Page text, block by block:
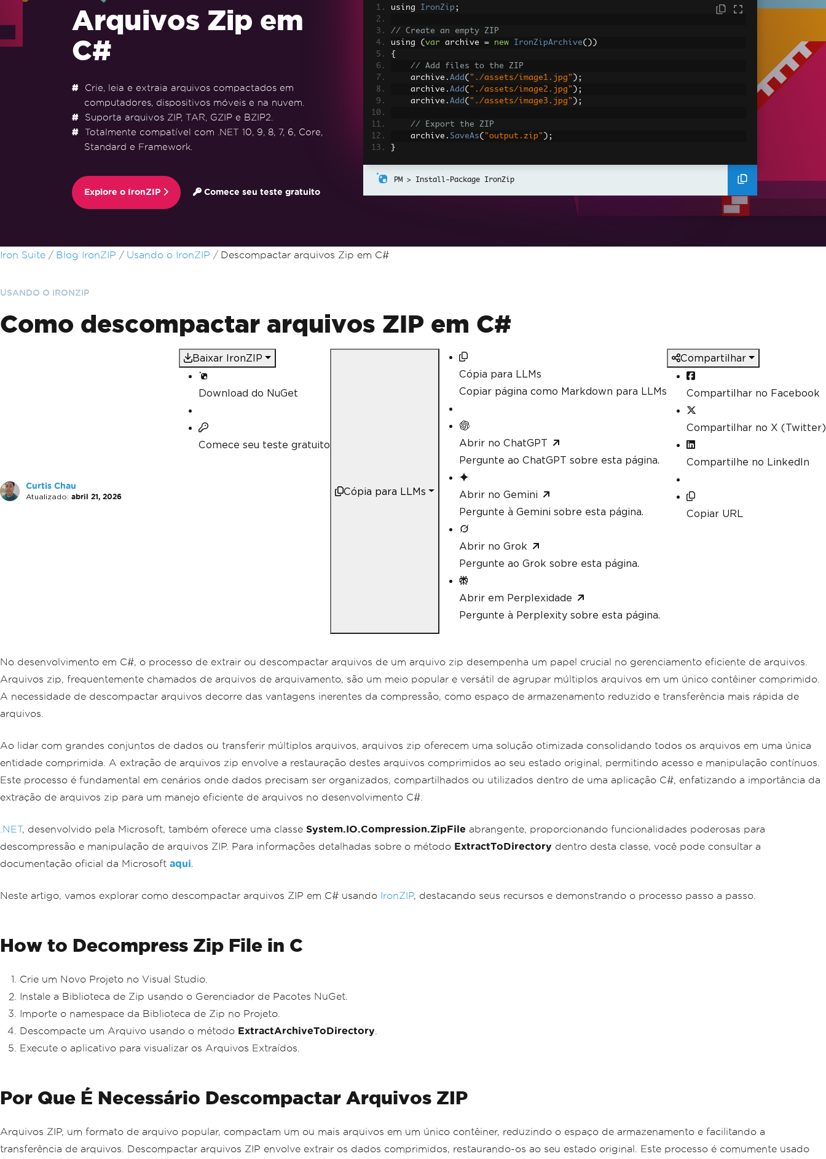
Arquivos Zip em
C#
Crie, leia e extraia arquivos compactados em
computadores, dispositivos móveis e na nuvem.
Suporta arquivos ZIP, TAR, GZIP e BZIP2.
Totalmente compatível com .NET 10, 9, 8, 7, 6, Core,
Standard e Framework.
Explore o IronZIP Comece seu teste gratuito
using IronZip ;
// Create an empty ZIP
using
( var archive = new IronZipArchive())
{
// Add files to the ZIP
    archive
. Add ( "./assets/image1.jpg" );
    archive
. Add ( "./assets/image2.jpg" );
    archive
. Add ( "./assets/image3.jpg" );
// Export the ZIP
    archive
. SaveAs( "output.zip" );
}
Install-Package IronZip
Ir para o conteúdo do rodapé
Iron Suite Blog IronZIP Usando o IronZIP Descompactar arquivos Zip em C#
USANDO O IRONZIP
Como descompactar arquivos ZIP em C#
Curtis Chau
Atualizado: abril 21, 2026
Baixar IronZIP
Download do NuGet
Comece seu teste gratuito
Cópia para LLMs
Cópia para LLMs
Copiar página como Markdown para LLMs
Abrir no ChatGPT
Pergunte ao ChatGPT sobre esta página.
Abrir no Gemini
Pergunte à Gemini sobre esta página.
Abrir no Grok
Pergunte ao Grok sobre esta página.
Abrir em Perplexidade
Pergunte à Perplexity sobre esta página.
Compartilhar
Compartilhar no Facebook
Compartilhar no X (Twitter)
Compartilhe no LinkedIn
Copiar URL
No desenvolvimento em C#, o processo de extrair ou descompactar arquivos de um arquivo zip desempenha um papel crucial no gerenciamento eficiente de arquivos.
Arquivos zip, frequentemente chamados de arquivos de arquivamento, são um meio popular e versátil de agrupar múltiplos arquivos em um único contêiner comprimido.
A necessidade de descompactar arquivos decorre das vantagens inerentes da compressão, como espaço de armazenamento reduzido e transferência mais rápida de
arquivos.
Ao lidar com grandes conjuntos de dados ou transferir múltiplos arquivos, arquivos zip oferecem uma solução otimizada consolidando todos os arquivos em uma única
entidade comprimida. A extração de arquivos zip envolve a restauração destes arquivos comprimidos ao seu estado original, permitindo acesso e manipulação contínuos.
Este processo é fundamental em cenários onde dados precisam ser organizados, compartilhados ou utilizados dentro de uma aplicação C#, enfatizando a importância da
extração de arquivos zip para um manejo eficiente de arquivos no desenvolvimento C#.
.NET, desenvolvido pela Microsoft, também oferece uma classe System.IO.Compression.ZipFile abrangente, proporcionando funcionalidades poderosas para
descompressão e manipulação de arquivos ZIP. Para informações detalhadas sobre o método ExtractToDirectory dentro desta classe, você pode consultar a
documentação oficial da Microsoft aqui
Neste artigo, vamos explorar como descompactar arquivos ZIP em C# usando IronZIP, destacando seus recursos e demonstrando o processo passo a passo.
How to Decompress Zip File in C
Crie um Novo Projeto no Visual Studio.
Instale a Biblioteca de Zip usando o Gerenciador de Pacotes NuGet.
Importe o namespace da Biblioteca de Zip no Projeto.
Descompacte um Arquivo usando o método ExtractArchiveToDirectory
Execute o aplicativo para visualizar os Arquivos Extraídos.
Por Que É Necessário Descompactar Arquivos ZIP
Arquivos ZIP, um formato de arquivo popular, compactam um ou mais arquivos em um único contêiner, reduzindo o espaço de armazenamento e facilitando a
transferência de arquivos. Descompactar arquivos ZIP envolve extrair os dados comprimidos, restaurando-os ao seu estado original. Este processo é comumente usado